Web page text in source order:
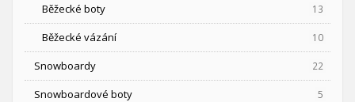
Běžecké boty 13
Běžecké vázání 10
Snowboardy 22
Snowboardové boty 5